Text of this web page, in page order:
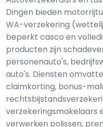
Dingen bieden
WA-verzekering
beperkt casco en
producten zijn
personenauto's,
auto's. Diensten
claimkorting, bonus-
verzekeringsmakelaars
verwerken polissen,